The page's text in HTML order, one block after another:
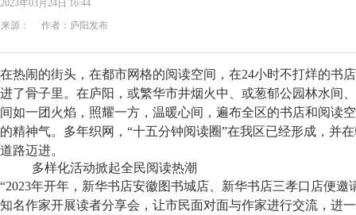
2023年03月24日 16:44
来源： 作者：庐阳发布
在热闹的街头，在都市网格的阅读空间，在24小时不打烊的书
进了骨子里。在庐阳，或繁华市井烟火中、或葱郁公园林水间
间如一团火焰，照耀一方，温暖心间，遍布全区的书店和阅读
的精神气。多年织网，“十五分钟阅读圈”在我区已经形成，并
道路迈进。
多样化活动掀起全民阅读热潮
“2023年开年，新华书店安徽图书城店、新华书店三孝口店便邀
知名作家开展读者分享会，让市民面对面与作家进行交流，进